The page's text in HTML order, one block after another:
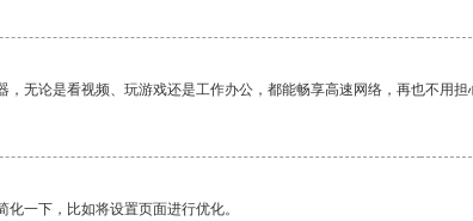
无论是看视频、玩游戏还是工作办公，都能畅享高速网络，再也不用
一下，比如将设置页面进行优化。